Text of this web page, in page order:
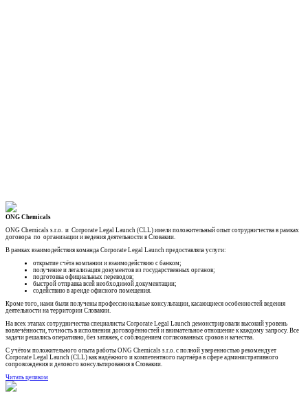
ONG Chemicals
ONG Chemicals s.r.o. и Corporate Legal Launch (CLL) имели положительный опыт сотрудничества в рамках
договора по организации и ведения деятельности в Словакии.
В рамках взаимодействия команда Corporate Legal Launch предоставляла услуги:
открытие счёта компании и взаимодействию с банком;
получение и легализация документов из государственных органов;
подготовка официальных переводов;
быстрой отправка всей необходимой документации;
содействию в аренде офисного помещения.
Кроме того, нами были получены профессиональные консультации, касающиеся особенностей ведения
деятельности на территории Словакии.
На всех этапах сотрудничества специалисты Corporate Legal Launch демонстрировали высокий уровень
вовлечённости, точность в исполнении договорённостей и внимательное отношение к каждому запросу. Все
задачи решались оперативно, без затяжек, с соблюдением согласованных сроков и качества.
С учётом положительного опыта работы ONG Chemicals s.r.o. с полной уверенностью рекомендует
Corporate Legal Launch (CLL) как надёжного и компетентного партнёра в сфере административного
сопровождения и делового консультирования в Словакии.
Читать целиком